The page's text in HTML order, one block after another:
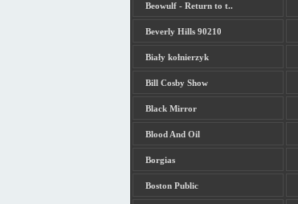
Beowulf - Return to t..
Beverly Hills 90210
Biały kołnierzyk
Bill Cosby Show
Black Mirror
Blood And Oil
Borgias
Boston Public